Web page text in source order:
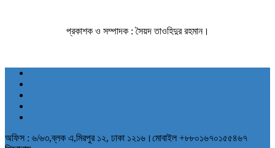
প্রকাশক ও সম্পাদক : সৈয়দ তাওহিদুর রহমান।
অফিস : ৬/৬৩,ব্লক এ,মিরপুর ১২, ঢাকা ১২১৬।মোবাইল +৮৮০১৬৭০১৫৫৪৬৭